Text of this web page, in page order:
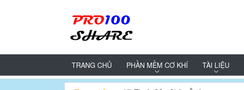
TRANG CHỦ PHẦN MỀM CƠ KHÍ TÀI LIỆU